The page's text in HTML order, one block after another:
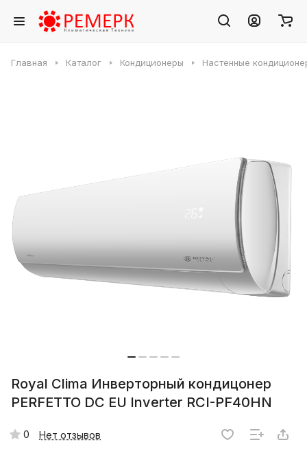
Главная Каталог Кондиционеры Настенные
Royal Clima Инверторный кондицонер
PERFETTO DC EU Inverter RCI-PF40HN
0 Нет отзывов